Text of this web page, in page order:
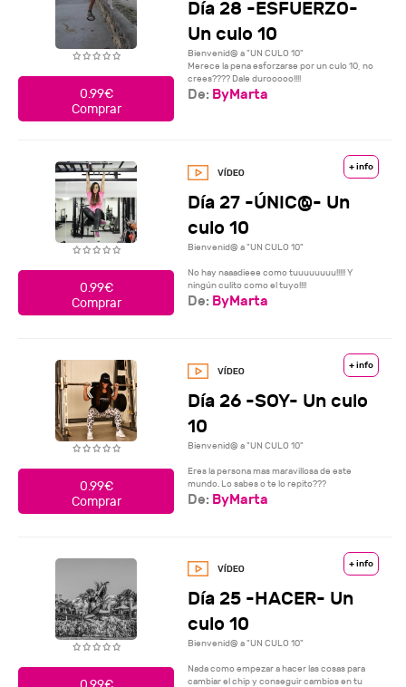
0.99€
Comprar
Día 28 -ESFUERZO-
Un culo 10
Bienvenid@ a "UN CULO 10"
Merece la pena esforzarse por un culo 10, no
crees???? Dale durooooo!!!!
De: ByMarta
0.99€
Comprar
+ info
Día 27 -ÚNIC@- Un
culo 10
Bienvenid@ a "UN CULO 10"
No hay naaadieee como tuuuuuuuu!!!!! Y
ningún culito como el tuyo!!!!
De: ByMarta
0.99€
Comprar
+ info
Día 26 -SOY- Un culo
10
Bienvenid@ a "UN CULO 10"
Eres la persona mas maravillosa de este
mundo. Lo sabes o te lo repito???
De: ByMarta
+ info
Día 25 -HACER- Un
culo 10
Bienvenid@ a "UN CULO 10"
Nada como empezar a hacer las cosas para
cambiar el chip y conseguir cambios en tu